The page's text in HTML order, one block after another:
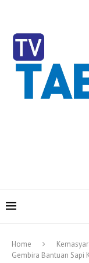
Home
Gembira Bantuan Sapi